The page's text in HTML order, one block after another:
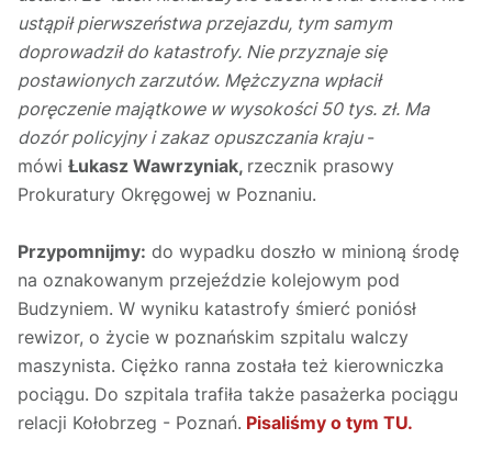
ustąpił pierwszeństwa przejazdu, tym samym
doprowadził do katastrofy. Nie przyznaje się
postawionych zarzutów. Mężczyzna wpłacił
poręczenie majątkowe w wysokości 50 tys. zł. Ma
dozór policyjny i zakaz opuszczania kraju -
mówi Łukasz Wawrzyniak, rzecznik prasowy
Prokuratury Okręgowej w Poznaniu.
Przypomnijmy: do wypadku doszło w minioną środę
na oznakowanym przejeździe kolejowym pod
Budzyniem. W wyniku katastrofy śmierć poniósł
rewizor, o życie w poznańskim szpitalu walczy
maszynista. Ciężko ranna została też kierowniczka
pociągu. Do szpitala trafiła także pasażerka pociągu
relacji Kołobrzeg - Poznań. Pisaliśmy o tym TU.